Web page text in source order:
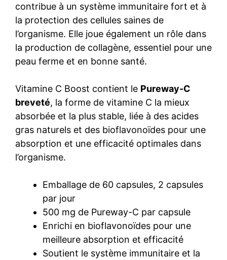
contribue à un système immunitaire fort et à
la protection des cellules saines de
l’organisme. Elle joue également un rôle dans
la production de collagène, essentiel pour une
peau ferme et en bonne santé.
Vitamine C Boost contient le Pureway-C
breveté, la forme de vitamine C la mieux
absorbée et la plus stable, liée à des acides
gras naturels et des bioflavonoïdes pour une
absorption et une efficacité optimales dans
l’organisme.
Emballage de 60 capsules, 2 capsules
par jour
500 mg de Pureway-C par capsule
Enrichi en bioflavonoïdes pour une
meilleure absorption et efficacité
Soutient le système immunitaire et la